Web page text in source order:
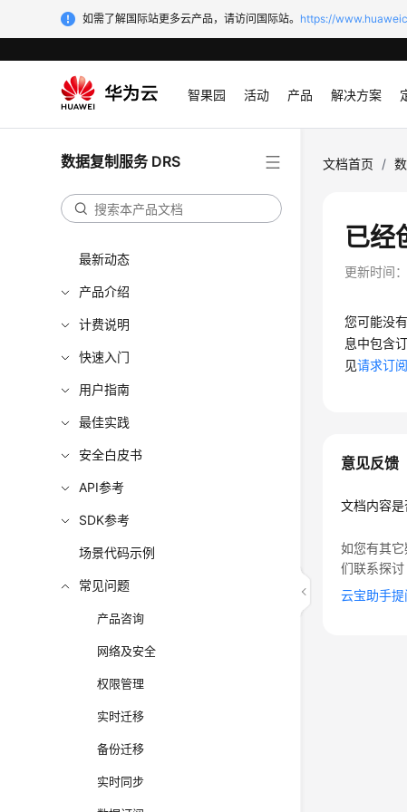
如需了解国际站更多云产品，请访问国际站。 https://
智果园 活动 产品 解决方案
数据复制服务 DRS
最新动态
产品介绍
计费说明
快速入门
用户指南
最佳实践
安全白皮书
API参考
SDK参考
场景代码示例
常见问题
产品咨询
网络及安全
权限管理
实时迁移
备份迁移
实时同步
文档首页 /
已经
更新时间：
您可能没
息中包含
见请求订
意见反馈
文档内容是
如您有其
们联系探讨
云宝助手提